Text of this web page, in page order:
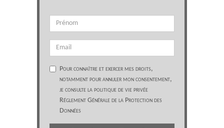
Pour connaître et exercer mes droits,
notamment pour annuler mon consentement,
je consulte la politique de vie privée
Réglement Générale de la Protection des
Données